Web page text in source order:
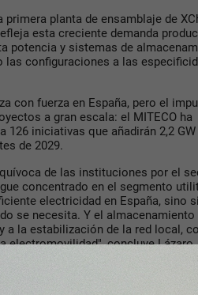
primera planta de ensamblaje de
esta creciente demanda
potencia y sistemas de
las configuraciones a las
con fuerza en España, pero el
a gran escala: el MITECO ha
126 iniciativas que añadirán 2,2 GW
de 2029.
de las instituciones por el
concentrado en el segmento
electricidad en España, sino
se necesita. Y el almacenamiento
a la estabilización de la red local,
electromovilidad", concluye Lázaro.